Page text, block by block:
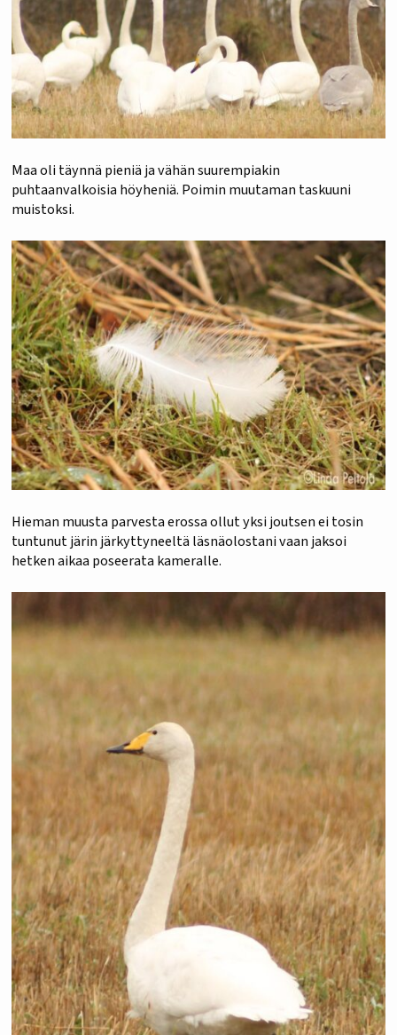
Maa oli täynnä pieniä ja vähän suurempiakin
puhtaanvalkoisia höyheniä. Poimin muutaman taskuuni
muistoksi.
Hieman muusta parvesta erossa ollut yksi joutsen ei tosin
tuntunut järin järkyttyneeltä läsnäolostani vaan jaksoi
hetken aikaa poseerata kameralle.